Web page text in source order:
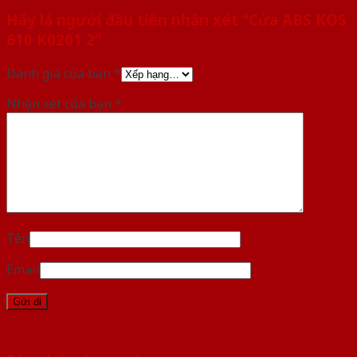
Hãy là người đầu tiên nhận xét “Cửa ABS KOS
610 K0201 2”
Đánh giá của bạn *
Nhận xét của bạn *
Tên
Email